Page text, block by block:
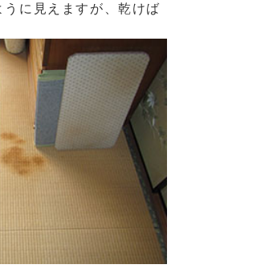
に見えますが、乾けば